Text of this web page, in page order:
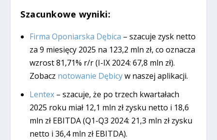
Szacunkowe wyniki:
Firma Oponiarska Dębica – szacuje zysk netto
za 9 miesięcy 2025 na 123,2 mln zł, co oznacza
wzrost 81,71% r/r (I-IX 2024: 67,8 mln zł).
Zobacz notowanie Dębicyw naszej aplikacji.
Lentex– szacuje, że po trzech kwartałach
2025 roku miał 12,1 mln zł zysku netto i 18,6
mln zł EBITDA (Q1-Q3 2024: 21,3 mln zł zysku
netto i 36,4 mln zł EBITDA).